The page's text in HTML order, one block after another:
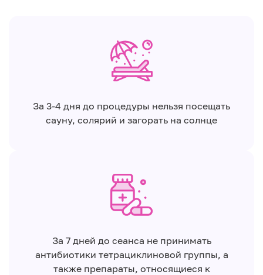
За 3-4 дня до процедуры нельзя посещать
сауну, солярий и загорать на солнце
За 7 дней до сеанса не принимать
антибиотики тетрациклиновой группы, а
также препараты, относящиеся к